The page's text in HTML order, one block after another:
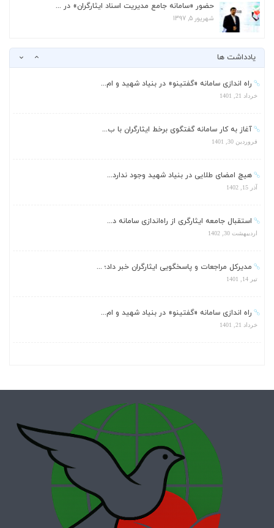
حضور «سامانه جامع مدیریت اسناد ایثارگران» در ...
شهریور 5, 1397
یادداشت ها
اردیبهشت 30, 1402
تیر 14, 1401
راه اندازی سامانه «گفتینو» در بنیاد شهید و ام...
خرداد 21, 1401
آغاز به کار سامانه گفتگوی برخط ایثارگران با ب...
فروردین 30, 1401
هیچ امضای طلایی در بنیاد شهید وجود ندارد...
آذر 15, 1402
استقبال جامعه ایثارگری از راه‌اندازی سامانه د...
اردیبهشت 30, 1402
مدیرکل مراجعات و پاسخگویی ایثارگران خبر داد؛ ...
تیر 14, 1401
راه اندازی سامانه «گفتینو» در بنیاد شهید و ام...
خرداد 21, 1401